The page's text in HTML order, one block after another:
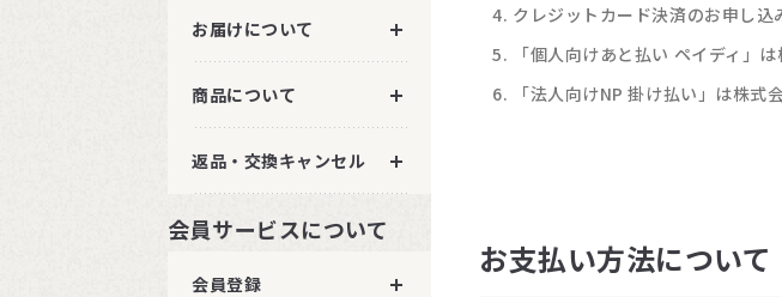
お届けについて
商品について
返品・交換キャンセル
会員サービスについて
会員登録
クレジットカード決済のお申し
「個人向けあと払い ペイディ」
「法人向けNP 掛け払い」は株
お支払い方法について